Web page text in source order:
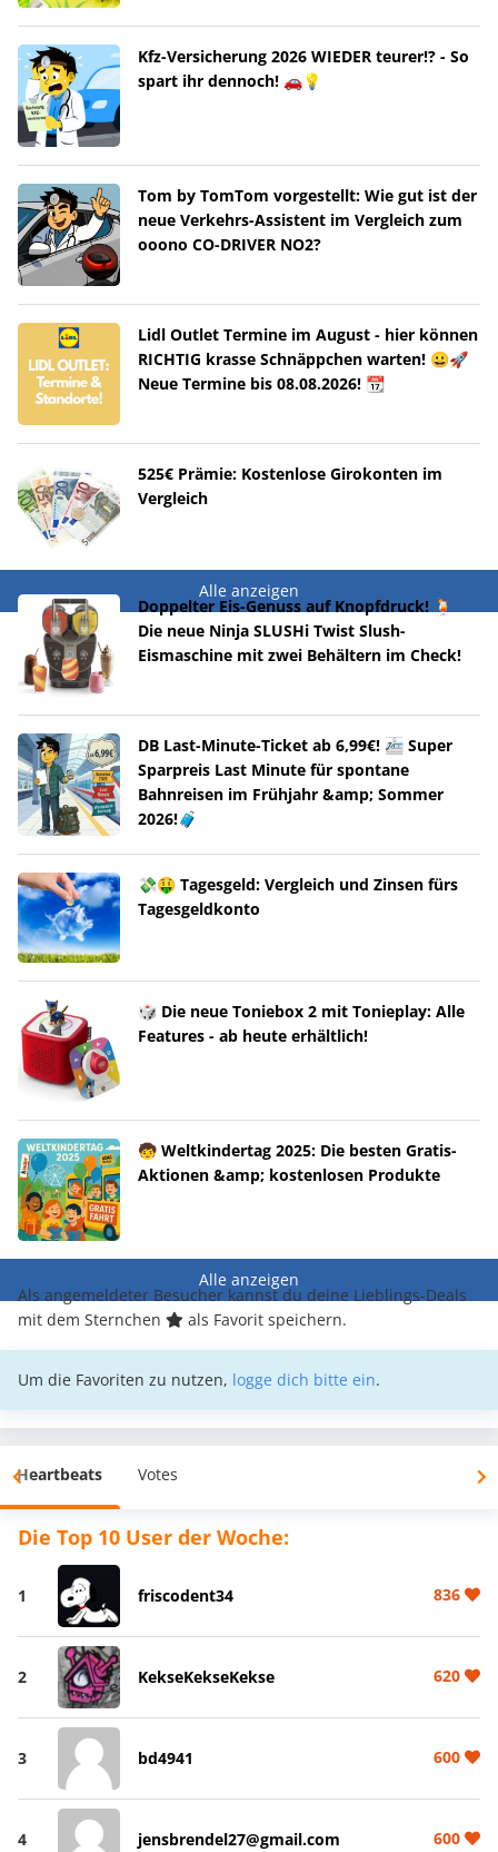
Kfz-Versicherung 2026 WIEDER teurer!? - So
spart ihr dennoch! 🚗💡
Tom by TomTom vorgestellt: Wie gut ist der
neue Verkehrs-Assistent im Vergleich zum
ooono CO-DRIVER NO2?
Lidl Outlet Termine im August - hier können
RICHTIG krasse Schnäppchen warten! 😀🚀
Neue Termine bis 08.08.2026! 📆
525€ Prämie: Kostenlose Girokonten im
Vergleich
Alle anzeigen
Doppelter Eis-Genuss auf Knopfdruck! 🍹
Die neue Ninja SLUSHi Twist Slush-
Eismaschine mit zwei Behältern im Check!
DB Last-Minute-Ticket ab 6,99€! 🚈 Super
Sparpreis Last Minute für spontane
Bahnreisen im Frühjahr &amp; Sommer
2026!🧳
💸🤑 Tagesgeld: Vergleich und Zinsen fürs
Tagesgeldkonto
🎲 Die neue Toniebox 2 mit Tonieplay: Alle
Features - ab heute erhältlich!
🧒 Weltkindertag 2025: Die besten Gratis-
Aktionen &amp; kostenlosen Produkte
Alle anzeigen
Als angemeldeter Besucher kannst du deine Lieblings-Deals
mit dem Sternchen
als Favorit speichern.
Um die Favoriten zu nutzen, logge dich bitte ein.
Heartbeats Votes
Die Top 10 User der Woche:
1 friscodent34 836
2 KekseKekseKekse 620
3 bd4941 600
4 jensbrendel27@gmail.com 600